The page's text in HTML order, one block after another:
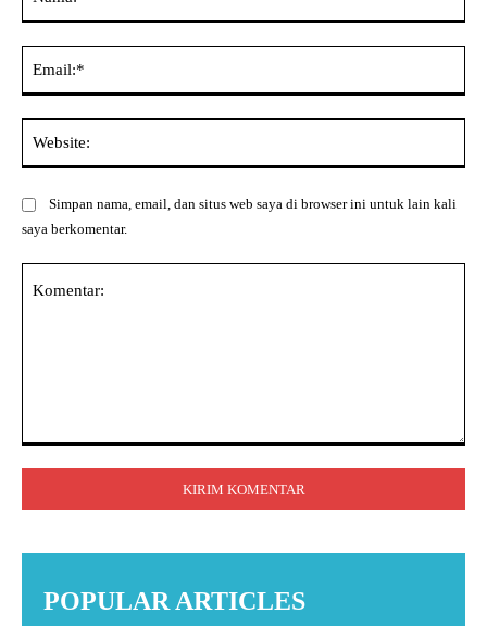
Simpan nama, email, dan situs web saya di browser ini untuk lain kali
saya berkomentar.
POPULAR ARTICLES